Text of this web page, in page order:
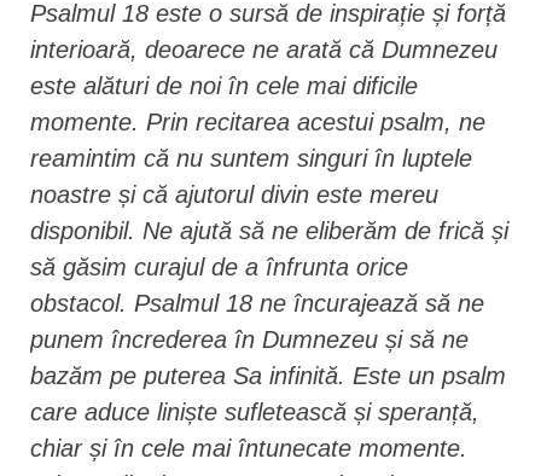
Psalmul 18 este o sursă de inspirație și forță
interioară, deoarece ne arată că Dumnezeu
este alături de noi în cele mai dificile
momente. Prin recitarea acestui psalm, ne
reamintim că nu suntem singuri în luptele
noastre și că ajutorul divin este mereu
disponibil. Ne ajută să ne eliberăm de frică și
să găsim curajul de a înfrunta orice
obstacol. Psalmul 18 ne încurajează să ne
punem încrederea în Dumnezeu și să ne
bazăm pe puterea Sa infinită. Este un psalm
care aduce liniște sufletească și speranță,
chiar și în cele mai întunecate momente.